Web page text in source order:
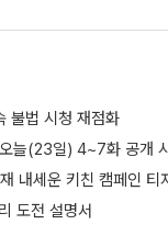
불법 시청 재점화
늘(23일) 4~7화 공개
내세운 키친 캠페인 티
도전 설명서